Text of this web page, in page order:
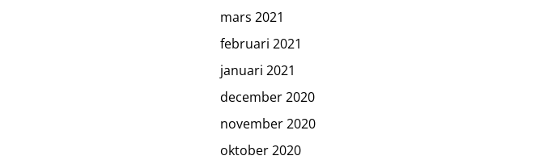
mars 2021
februari 2021
januari 2021
december 2020
november 2020
oktober 2020